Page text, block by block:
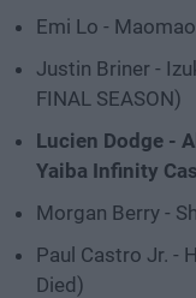
Emi Lo -
Justin Briner -
FINAL SEASON)
Lucien Dodge -
Yaiba Infinity
Morgan Berry -
Paul Castro Jr. -
Died)